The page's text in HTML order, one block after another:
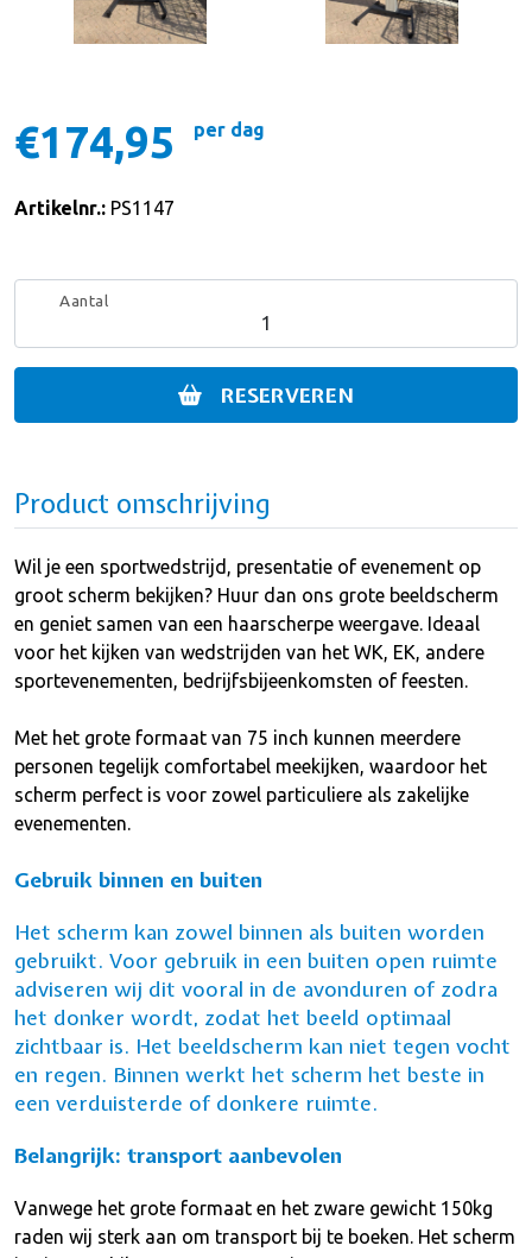
€174,95 per dag
Artikelnr.: PS1147
Aantal
RESERVEREN
Product omschrijving
Wil je een sportwedstrijd, presentatie of evenement op
groot scherm bekijken? Huur dan ons grote beeldscherm
en geniet samen van een haarscherpe weergave. Ideaal
voor het kijken van wedstrijden van het WK, EK, andere
sportevenementen, bedrijfsbijeenkomsten of feesten.
Met het grote formaat van 75 inch kunnen meerdere
personen tegelijk comfortabel meekijken, waardoor het
scherm perfect is voor zowel particuliere als zakelijke
evenementen.
Gebruik binnen en buiten
Het scherm kan zowel binnen als buiten worden
gebruikt. Voor gebruik in een buiten open ruimte
adviseren wij dit vooral in de avonduren of zodra
het donker wordt, zodat het beeld optimaal
zichtbaar is. Het beeldscherm kan niet tegen vocht
en regen. Binnen werkt het scherm het beste in
een verduisterde of donkere ruimte.
Belangrijk: transport aanbevolen
Vanwege het grote formaat en het zware gewicht 150kg
raden wij sterk aan om transport bij te boeken. Het scherm